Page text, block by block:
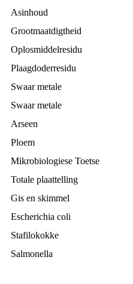
Asinhoud
Grootmaatdigtheid
Oplosmiddelresidu
Plaagdoderresidu
Swaar metale
Swaar metale
Arseen
Ploem
Mikrobiologiese Toetse
Totale plaattelling
Gis en skimmel
Escherichia coli
Stafilokokke
Salmonella